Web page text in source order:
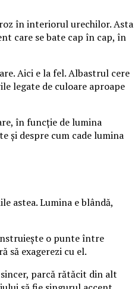
în interiorul urechilor. Asta
care se bate cap în cap, în
Aici e la fel. Albastrul cere
legate de culoare aproape
în funcție de lumina
și despre cum cade lumina
astea. Lumina e blândă,
o punte între
să exagerezi cu el.
parcă rătăcit din alt